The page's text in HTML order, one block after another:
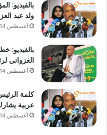
بالفيديو:
ولد عبد
أغسطس 14, 2024
بالفيديو:
الغزواني لرئاسيات
أغسطس 14, 2024
كلمة
عربية
أغسطس 14, 2024